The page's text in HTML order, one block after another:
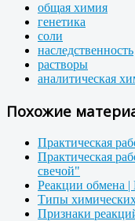
общая химия
генетика
соли
наследственность
растворы
аналитическая
Похожие
Практическая
Практическая
свечой"
Реакции обмена |
Типы
Признаки